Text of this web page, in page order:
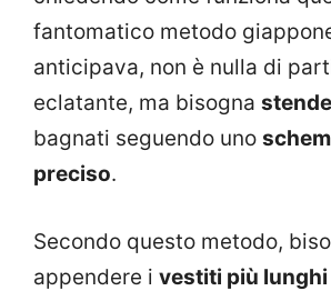
fantomatico metodo
anticipava, non è nulla di
eclatante, ma bisogna
bagnati seguendo uno
preciso.
Secondo questo metodo,
appendere i vestiti più lunghi